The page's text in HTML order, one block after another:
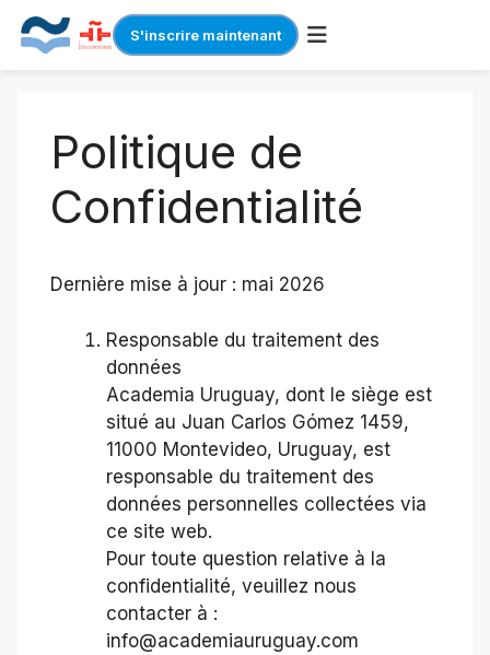
S'inscrire maintenant
contentPolitique de
Confidentialité
Dernière mise à jour : mai 2026
Responsable du traitement des
données
Academia Uruguay, dont le siège est
situé au Juan Carlos Gómez 1459,
11000 Montevideo, Uruguay, est
responsable du traitement des
données personnelles collectées via
ce site web.
Pour toute question relative à la
confidentialité, veuillez nous
contacter à :
info@academiauruguay.com